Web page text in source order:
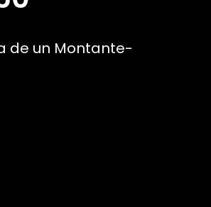
de un Montante-